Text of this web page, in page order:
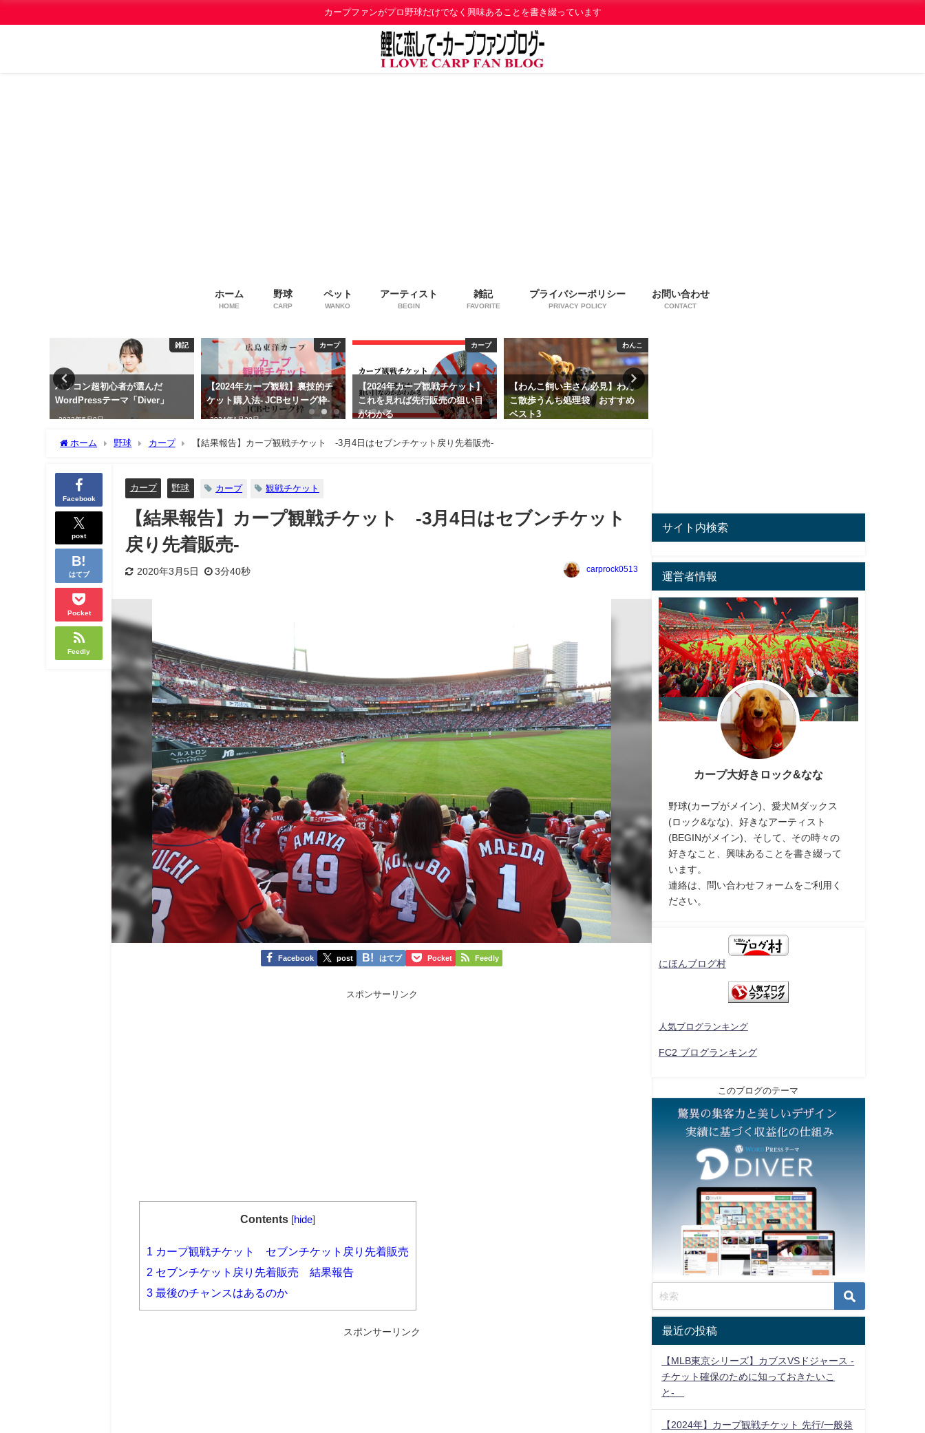
カープファンがプロ野球だけでなく興味あることを書き綴っています
ホーム
HOME
野球
CARP
ペット
WANKO
アーティスト
BEGIN
雑記
FAVORITE
プライバシーポリシー
PRIVACY POLICY
お問い合わせ
CONTACT
カープ
【2024年カープ観戦】裏技的チ
ケット購入法- JCBセリーグ枠-
2024年1月20日
カープ
【2024年カープ観戦チケット】
これを見れば先行販売の狙い目
がわかる
わんこ
【わんこ飼い主さん必見】わん
こ散歩うんち処理袋 おすすめ
ベスト3
わんこ
わんこ同伴の旅を楽しむための
アドバイス
2019年4月5日
ホーム 野球 カープ 【結果報告】カープ観戦チケット -3月4日はセブンチケット戻り先着販売-
Facebook
post
はてブ
Pocket
Feedly
カープ 野球 カープ 観戦チケット
【結果報告】カープ観戦チケット -3月4日はセブンチケット
戻り先着販売-
2020年3月5日 3分40秒 carprock0513
Facebook post はてブ Pocket Feedly
スポンサーリンク
Contents hide
1 カープ観戦チケット セブンチケット戻り先着販売
2 セブンチケット戻り先着販売 結果報告
3 最後のチャンスはあるのか
スポンサーリンク
サイト内検索
運営者情報
カープ大好きロック&なな
野球(カープがメイン)、愛犬Mダックス
(ロック&なな)、好きなアーティスト
(BEGINがメイン)、そして、その時々の
好きなこと、興味あることを書き綴って
います。
連絡は、問い合わせフォームをご利用く
ださい。
にほんブログ村
人気ブログランキング
FC2 ブログランキング
このブログのテーマ
最近の投稿
【MLB東京シリーズ】カブスVSドジャース -
チケット確保のために知っておきたいこ
と-
【2024年】カープ観戦チケット 先行/一般発